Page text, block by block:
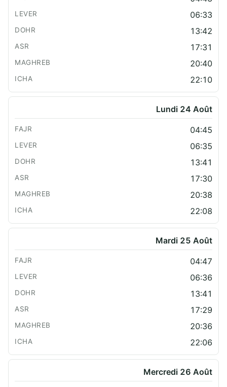
06:33
13:42
17:31
20:40
22:10
Lundi 24 Août
04:45
06:35
13:41
17:30
20:38
22:08
Mardi 25 Août
04:47
06:36
13:41
17:29
20:36
22:06
Mercredi 26 Août